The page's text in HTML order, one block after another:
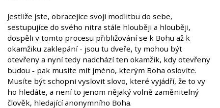
Jestliže jste, obracejíce svoji modlitbu do sebe,
sestupujíce do svého nitra stále hlouběji a hlouběji,
dospěli v tomto procesu přibližování se k Bohu až k
okamžiku zaklepání - jsou tu dveře, ty mohou být
otevřeny a nyní tedy nadchází ten okamžik, kdy otevřeny
budou - pak musíte mít jméno, kterým Boha oslovíte.
Musíte být schopni vyslovit slovo, které vyjádří, že to vy
ho hledáte, a není to jenom nějaký volně zaměnitelný
člověk, hledající anonymního Boha.